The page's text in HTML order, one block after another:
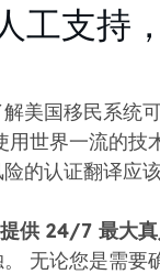
工支持
美国移民系统
世界一流的技
的认证翻译应该
供 24/7 最大真
无论您是需要